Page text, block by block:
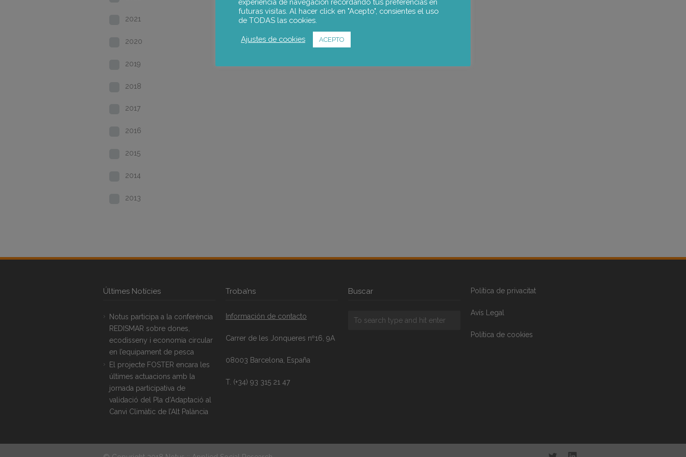
2021
2020
2019
2018
2017
2016
2015
2014
2013
Últimes Notícies
Notus participa a la conferència
REDISMAR sobre dones,
ecodisseny i economia circular
en l’equipament de pesca
El projecte FOSTER encara les
últimes actuacions amb la
jornada participativa de
validació del Pla d’Adaptació al
Canvi Climàtic de l’Alt Palància
Troba’ns
Información de contacto
Carrer de les Jonqueres nº16, 9A
08003 Barcelona, España
T. (+34) 93 315 21 47
Buscar Política de privacitat
Avís Legal
Política de cookies
futuras visitas. Al hacer click en "Acepto", consientes el uso
de TODAS las cookies.
Ajustes de cookies ACEPTO